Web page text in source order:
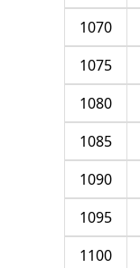
1070
1075
1080
1085
1090
1095
1100